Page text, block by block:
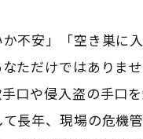
か不安」「空き巣
ただけではありま
口や侵入盗の手口
長年、現場の危機